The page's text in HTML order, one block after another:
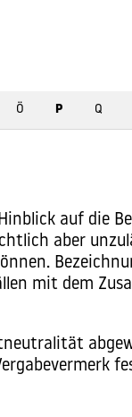
Ö P Q
auf die
aber
mit dem